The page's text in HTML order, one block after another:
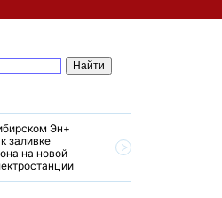
Эн+
заливке
на новой